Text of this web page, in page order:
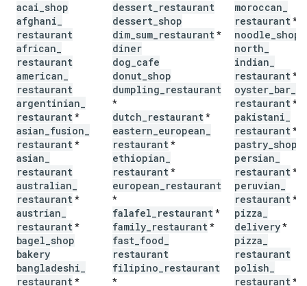
acai shop
afghani
restaurant
african
restaurant
american
restaurant
argentinian
restaurant*
asian fusion
restaurant*
asian
restaurant
australian
restaurant*
austrian
restaurant*
bagel shop
bakery
bangladeshi
restaurant*
dessert restaurant
dessert shop
dim sum restaurant*
diner
dog cafe
donut shop
dumpling restaurant
*
dutch restaurant*
eastern european
restaurant*
ethiopian
restaurant*
european restaurant
*
falafel restaurant*
family restaurant*
fast food
restaurant
filipino restaurant
*
moroccan
restaurant*
noodle shop
north
indian
restaurant*
oyster bar
restaurant*
pakistani
restaurant*
pastry shop
persian
restaurant*
peruvian
restaurant*
pizza
delivery*
pizza
restaurant
polish
restaurant*